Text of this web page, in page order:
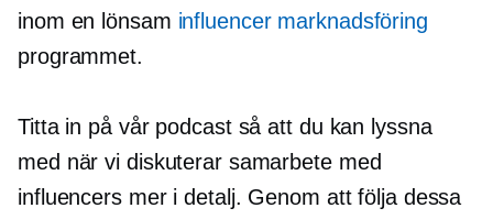
inom en lönsam influencer marknadsföring
programmet.
Titta in på vår podcast så att du kan lyssna
med när vi diskuterar samarbete med
influencers mer i detalj. Genom att följa dessa